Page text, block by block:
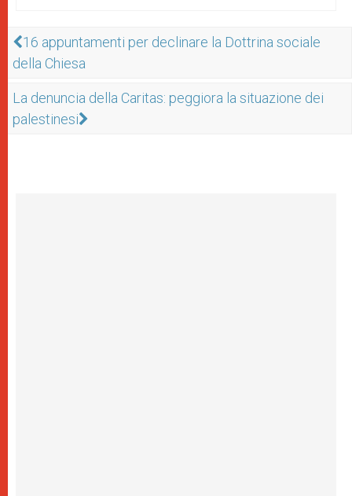
16 appuntamenti per declinare la Dottrina sociale
della Chiesa
La denuncia della Caritas: peggiora la situazione dei
palestinesi